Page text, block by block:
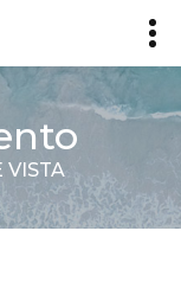
VISTA